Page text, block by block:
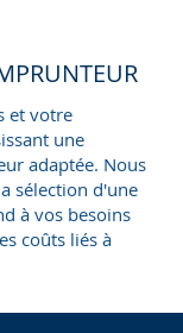
et votre
une
adaptée. Nous
sélection d'une
à vos besoins
coûts liés à